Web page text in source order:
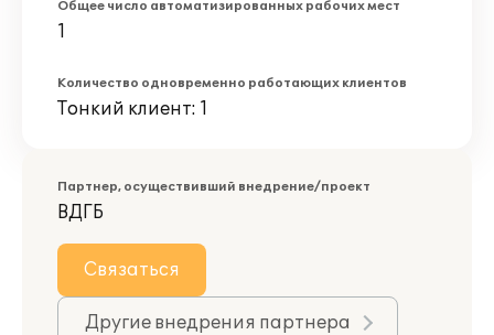
Общее число автоматизированных рабочих мест
1
Количество одновременно работающих клиентов
Тонкий клиент: 1
Партнер, осуществивший внедрение/проект
ВДГБ
Связаться
Другие внедрения партнера